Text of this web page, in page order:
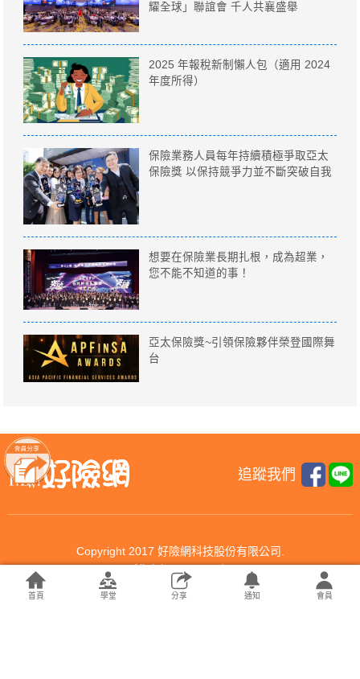
耀全球」聯誼會 千人共襄盛舉
2025 年報稅新制懶人包（適用 2024
年度所得）
保險業務人員每年持續積極爭取亞太
保險獎 以保持競爭力並不斷突破自我
想要在保險業長期扎根，成為超業，
您不能不知道的事！
亞太保險獎~引領保險夥伴榮登國際舞
台
追蹤我們
Copyright 2017 好險網科技股份有限公司.
All rights reserved.